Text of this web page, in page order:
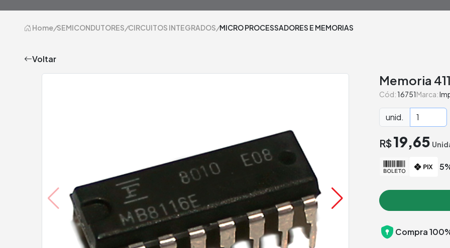
Home/SEMICONDUTORES/CIRCUITOS INTEGRADOS/MICRO PROCESSADORES E MEMORIAS
Voltar
Memoria
Cód:16751Marca:
unid.
R$19,65
Compra